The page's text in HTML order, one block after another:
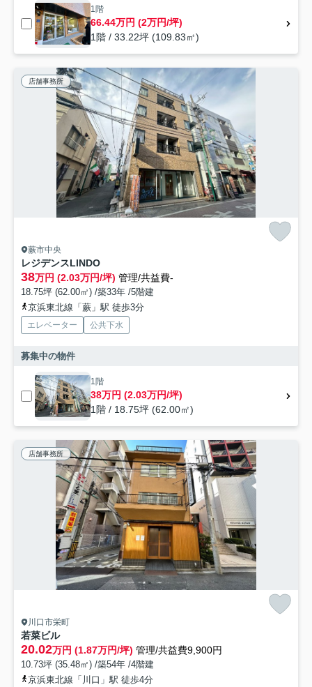
1階
66.44万円 (2万円/坪)
1階 / 33.22坪 (109.83㎡)
店舗事務所
蕨市中央
レジデンスLINDO
38万円 (2.03万円/坪) 管理/共益費-
18.75坪 (62.00㎡) /築33年 /5階建
京浜東北線「蕨」駅 徒歩3分
エレベーター 公共下水
募集中の物件
1階
38万円 (2.03万円/坪)
1階 / 18.75坪 (62.00㎡)
店舗事務所
川口市栄町
若菜ビル
20.02万円 (1.87万円/坪) 管理/共益費9,900円
10.73坪 (35.48㎡) /築54年 /4階建
京浜東北線「川口」駅 徒歩4分